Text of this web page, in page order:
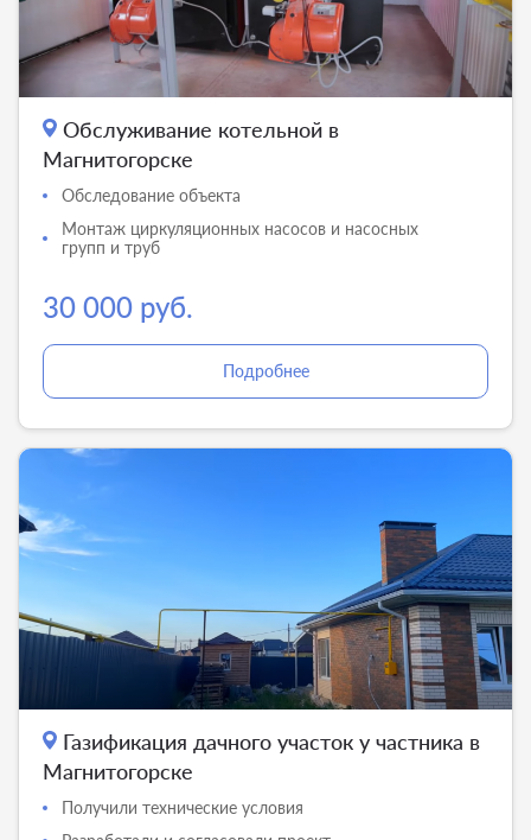
Обслуживание котельной в
Магнитогорске
Обследование объекта
Монтаж циркуляционных насосов и насосных
групп и труб
30 000 руб.
Подробнее
Газификация дачного участок у частника в
Магнитогорске
Получили технические условия